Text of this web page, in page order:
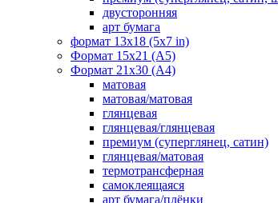
двусторонняя
арт бумага
формат 13x18 (5x7 in)
Формат 15х21 (A5)
Формат 21х30 (А4)
матовая
матовая/матовая
глянцевая
глянцевая/глянцевая
премиум (суперглянец, сатин)
глянцевая/матовая
термотрансферная
самоклеящаяся
арт бумага/плёнки